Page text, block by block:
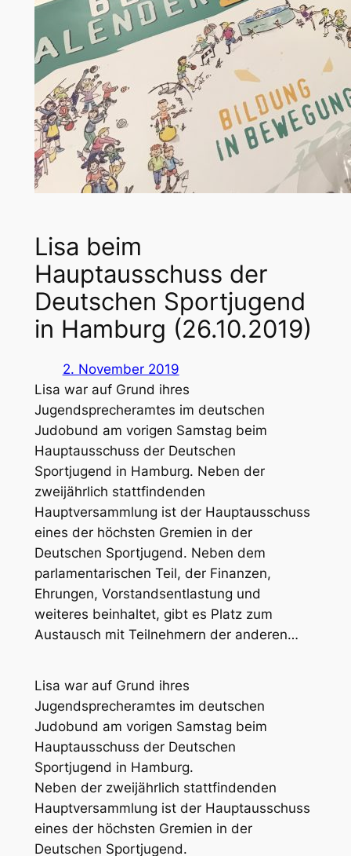
Lisa beim
Hauptausschuss der
Deutschen Sportjugend
in Hamburg (26.10.2019)
2. November 2019
Lisa war auf Grund ihres
Jugendsprecheramtes im deutschen
Judobund am vorigen Samstag beim
Hauptausschuss der Deutschen
Sportjugend in Hamburg. Neben der
zweijährlich stattfindenden
Hauptversammlung ist der Hauptausschuss
eines der höchsten Gremien in der
Deutschen Sportjugend. Neben dem
parlamentarischen Teil, der Finanzen,
Ehrungen, Vorstandsentlastung und
weiteres beinhaltet, gibt es Platz zum
Austausch mit Teilnehmern der anderen…
Lisa war auf Grund ihres
Jugendsprecheramtes im deutschen
Judobund am vorigen Samstag beim
Hauptausschuss der Deutschen
Sportjugend in Hamburg.
Neben der zweijährlich stattfindenden
Hauptversammlung ist der Hauptausschuss
eines der höchsten Gremien in der
Deutschen Sportjugend.